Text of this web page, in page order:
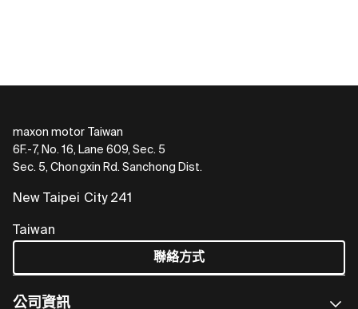
maxon motor Taiwan
6F.-7, No. 16, Lane 609, Sec. 5
Sec. 5, Chongxin Rd. Sanchong Dist.
New Taipei City 241
Taiwan
聯絡方式
公司資訊